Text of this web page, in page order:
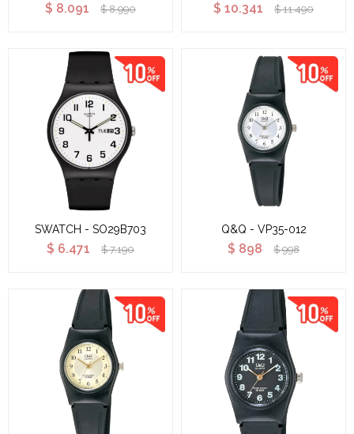
$ 8.091 $ 8.990 $ 10.341 $ 11.490
SWATCH - SO29B703
$ 6.471 $ 7.190
Q&Q - VP35-012
$ 898 $ 998